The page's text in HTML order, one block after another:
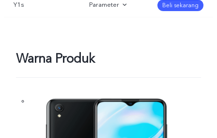
Masuk/Daftar
Y1s Parameter Beli sekarang
Warna Produk